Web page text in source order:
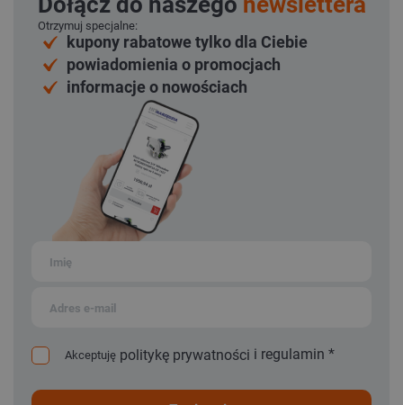
Otrzymuj specjalne:
kupony rabatowe tylko dla Ciebie
powiadomienia o promocjach
informacje o nowościach
Akceptuję politykę prywatności i regulamin *